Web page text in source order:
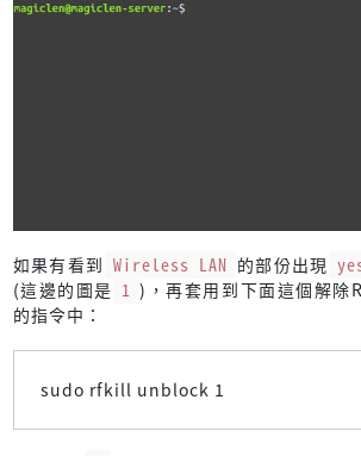
如果有看到 Wireless LAN 的部份出現
(這邊的圖是 1 )，再套用到下面這個解
的指令中：
sudo rfkill unblock 1